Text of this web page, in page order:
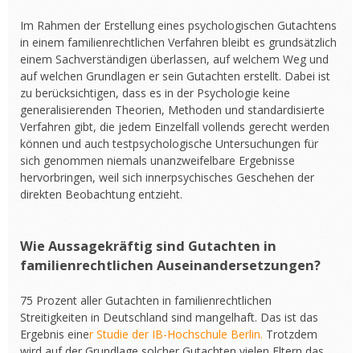
Im Rahmen der Erstellung eines psychologischen Gutachtens
in einem familienrechtlichen Verfahren bleibt es grundsätzlich
einem Sachverständigen überlassen, auf welchem Weg und
auf welchen Grundlagen er sein Gutachten erstellt. Dabei ist
zu berücksichtigen, dass es in der Psychologie keine
generalisierenden Theorien, Methoden und standardisierte
Verfahren gibt, die jedem Einzelfall vollends gerecht werden
können und auch testpsychologische Untersuchungen für
sich genommen niemals unanzweifelbare Ergebnisse
hervorbringen, weil sich innerpsychisches Geschehen der
direkten Beobachtung entzieht.
Wie Aussagekräftig sind Gutachten in
familienrechtlichen Auseinandersetzungen?
75 Prozent aller Gutachten in familienrechtlichen
Streitigkeiten in Deutschland sind mangelhaft. Das ist das
Ergebnis einer Studie der IB-Hochschule Berlin. Trotzdem